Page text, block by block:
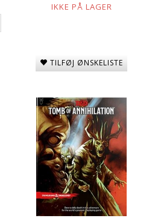
IKKE PÅ LAGER
TILFØJ ØNSKELISTE